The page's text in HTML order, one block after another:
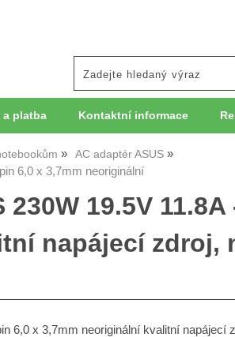
a platba Kontaktní informace
AC adaptér ASUS
6,0 x 3,7mm neoriginální
230W 19.5V
napájecí zdroj,
6,0 x 3,7mm neoriginální kvalitní napájecí